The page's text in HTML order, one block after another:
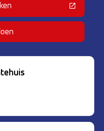
link gaat naar een externe